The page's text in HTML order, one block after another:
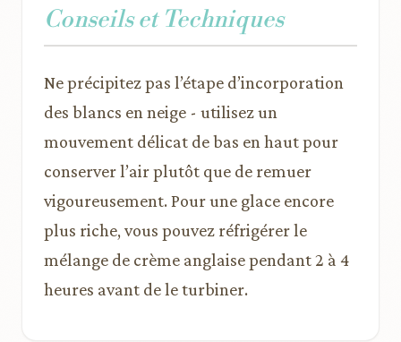
Conseils et Techniques
Ne précipitez pas l’étape d’incorporation
des blancs en neige - utilisez un
mouvement délicat de bas en haut pour
conserver l’air plutôt que de remuer
vigoureusement. Pour une glace encore
plus riche, vous pouvez réfrigérer le
mélange de crème anglaise pendant 2 à 4
heures avant de le turbiner.